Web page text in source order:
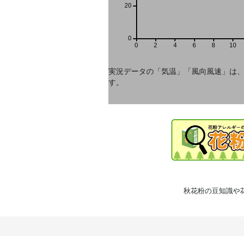
0 2 4 6 8 10
0
20
実況データの「気温」「風向風速」は
す。
秋花粉の豆知識や